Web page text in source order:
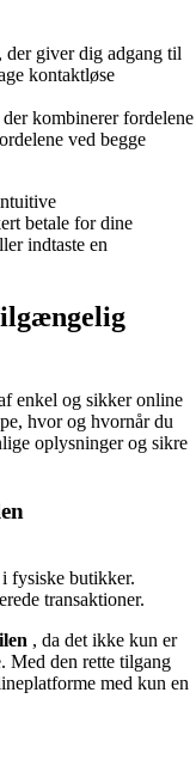
giver dig adgang til
kontaktløse
kombinerer fordelene
ved begge
betale for dine
indtaste en
enkel og sikker online
hvor og hvornår du
oplysninger og sikre
fysiske butikker.
transaktioner.
, da det ikke kun er
Med den rette tilgang
med kun en